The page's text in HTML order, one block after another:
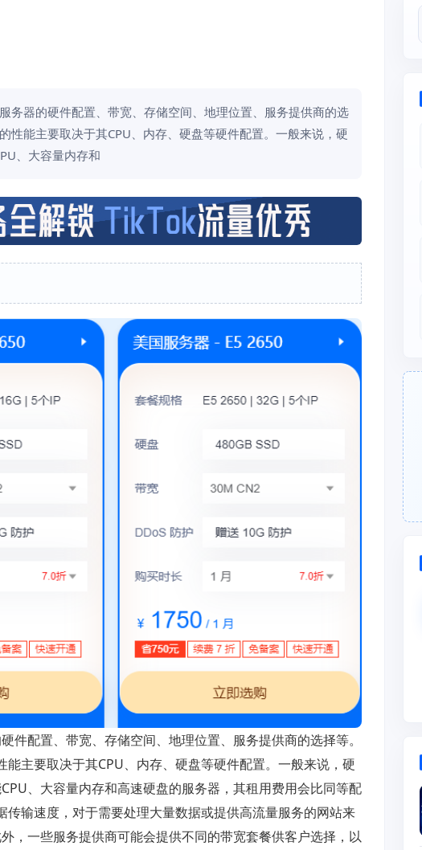
务器的硬件配置、带宽、存储空间、地理位置、服务提供商的选
能主要取决于其CPU、内存、硬盘等硬件配置。一般来说，硬
、大容量内存和
配置、带宽、存储空间、地理位置、服务提供商的选择等。
主要取决于其CPU、内存、硬盘等硬件配置。一般来说，硬
、大容量内存和高速硬盘的服务器，其租用费用会比同等配
输速度，对于需要处理大量数据或提供高流量服务的网站来
，一些服务提供商可能会提供不同的带宽套餐供客户选择，以